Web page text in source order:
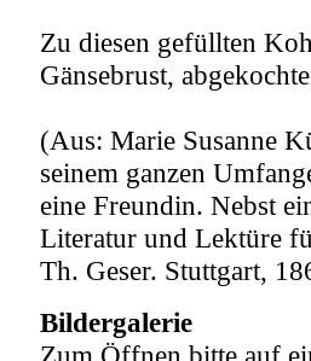
Zu diesen gefüllten
Gänsebrust,
(Aus: Marie Susanne
seinem ganzen
eine Freundin. Nebst
Literatur und Lektüre
Th. Geser. Stuttgart,
Bildergalerie